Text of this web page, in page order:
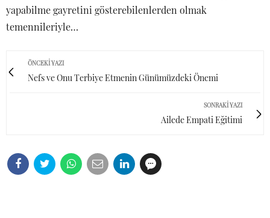
yapabilme gayretini gösterebilenlerden olmak
temennileriyle…
ÖNCEKI YAZI
Nefs ve Onu Terbiye Etmenin Günümüzdeki Önemi
SONRAKI YAZI
Ailede Empati Eğitimi